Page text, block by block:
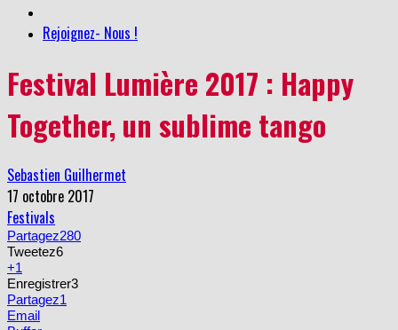
Festival Lumière 2017 : Happy
Together, un sublime tango
17 octobre 2017
Festivals
Partagez
Tweetez 6
+1
Enregistrer
Partagez
Email
Buffer
Partages